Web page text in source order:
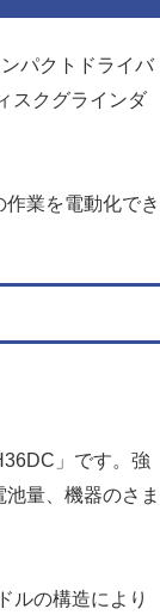
パクトドライバ
スクグラインダ
業を電動化でき
」です。強
量、機器のさま
ルの構造により